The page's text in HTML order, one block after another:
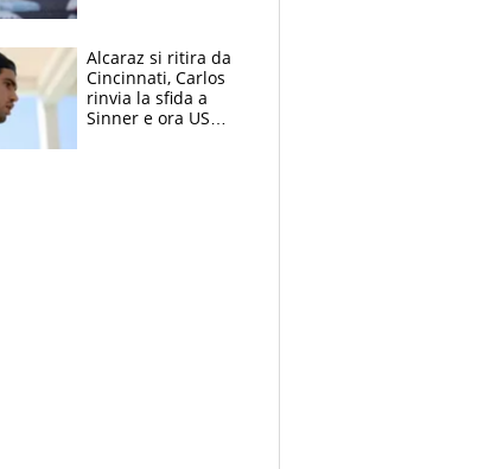
Alcaraz si ritira da
Cincinnati, Carlos
rinvia la sfida a
Sinner e ora US